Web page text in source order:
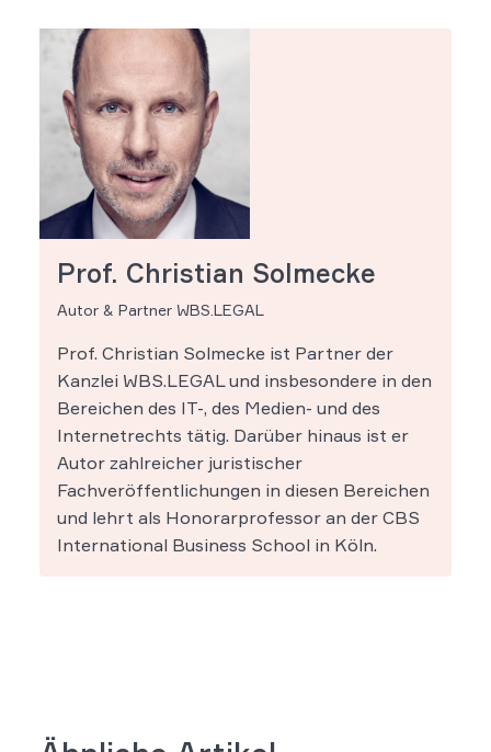
Prof. Christian Solmecke
Autor & Partner WBS.LEGAL
Prof. Christian Solmecke ist Partner der
Kanzlei WBS.LEGAL und insbesondere in den
Bereichen des IT-, des Medien- und des
Internetrechts tätig. Darüber hinaus ist er
Autor zahlreicher juristischer
Fachveröffentlichungen in diesen Bereichen
und lehrt als Honorarprofessor an der CBS
International Business School in Köln.